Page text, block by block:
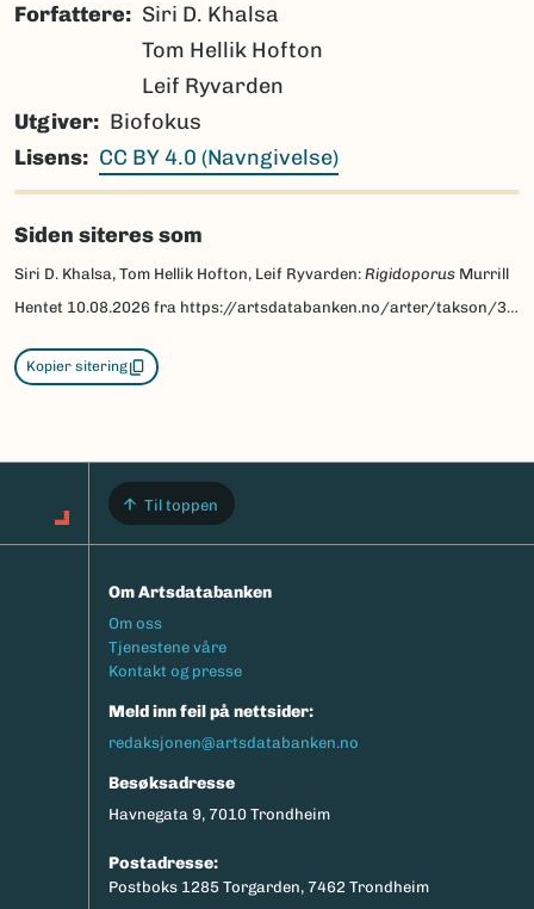
Forfattere
Siri D. Khalsa
Tom Hellik Hofton
Leif Ryvarden
Utgiver
Biofokus
Lisens
CC BY 4.0 (Navngivelse)
Siden siteres som
Siri D. Khalsa, Tom Hellik Hofton, Leif Ryvarden: Rigidoporus Murrill
Hentet 10.08.2026 fra https://artsdatabanken.no/arter/takson/39733/beskrivelse
Kopier sitering
Til toppen
Om Artsdatabanken
Footermeny
Om oss
Tjenestene våre
Kontakt og presse
Meld inn feil på nettsider:
redaksjonen@artsdatabanken.no
Besøksadresse
Havnegata 9, 7010 Trondheim
Postadresse:
Postboks 1285 Torgarden, 7462 Trondheim